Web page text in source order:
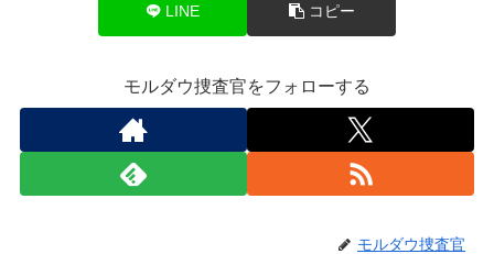
LINE コピー
モルダウ捜査官をフォローする
モルダウ捜査官